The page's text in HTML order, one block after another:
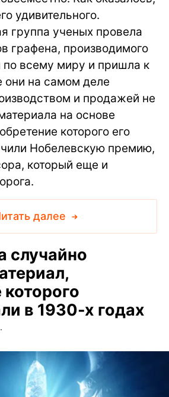
удивительного.
группа ученых провела
графена, производимого
всему миру и пришла к
они на самом деле
и продажей не
на основе
которого его
Нобелевскую премию,
который еще и
далее
случайно
в 1930-х годах
∙